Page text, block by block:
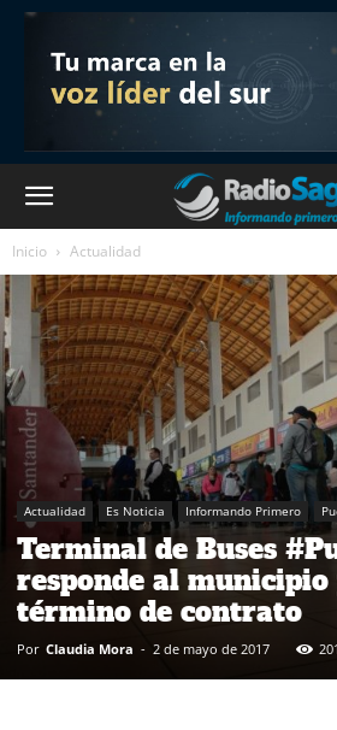
Inicio Actualidad
Actualidad Es Noticia Informando Primero
Terminal de Buses
responde al municipio
término de contrato
Por Claudia Mora - 2 de mayo de 2017